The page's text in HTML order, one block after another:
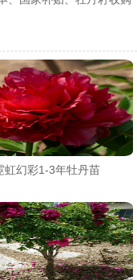
虹幻彩1-3年牡丹苗